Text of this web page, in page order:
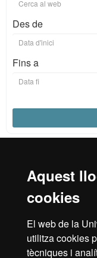
Aquest
cookies
El web de la
utilitza cookies
tècniques i
Des de
Fins a
Reconeixement